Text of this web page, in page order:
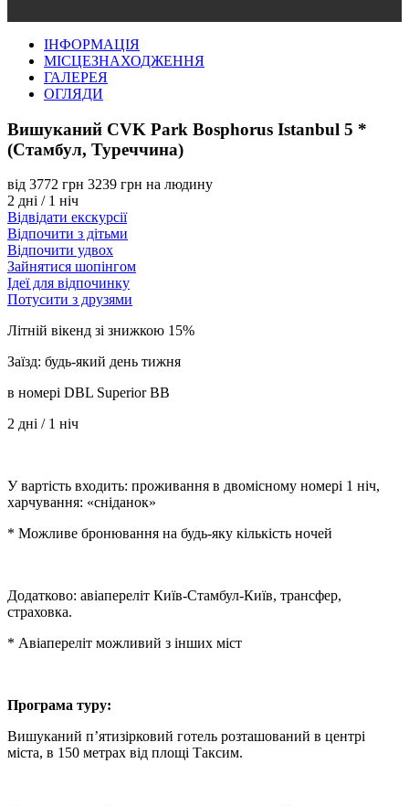
ІНФОРМАЦІЯ
МІСЦЕЗНАХОДЖЕННЯ
ГАЛЕРЕЯ
ОГЛЯДИ
Вишуканий CVK Park Bosphorus Istanbul 5 *
(Стамбул, Туреччина)
від 3772 грн 3239 грн на людину
2 дні / 1 ніч
Відвідати екскурсії
Відпочити з дітьми
Відпочити удвох
Зайнятися шопінгом
Ідеї для відпочинку
Потусити з друзями
Літній вікенд зі знижкою 15%
Заїзд: будь-який день тижня
в номері DBL Superior ВВ
2 дні / 1 ніч
У вартість входить: проживання в двомісному номері 1 ніч,
харчування: «сніданок»
* Можливе бронювання на будь-яку кількість ночей
Додатково: авіапереліт Київ-Стамбул-Київ, трансфер,
страховка.
* Авіапереліт можливий з інших міст
Програма туру:
Вишуканий п’ятизірковий готель розташований в центрі
міста, в 150 метрах від площі Таксим.